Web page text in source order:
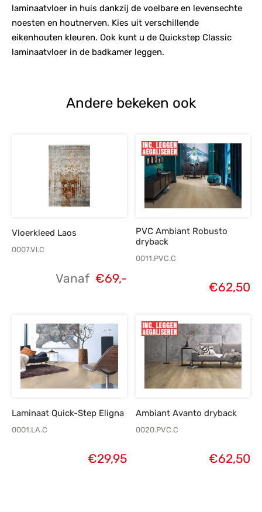
laminaatvloer in huis dankzij de voelbare en levensechte
noesten en houtnerven. Kies uit verschillende
eikenhouten kleuren. Ook kunt u de Quickstep Classic
laminaatvloer in de badkamer leggen.
Andere bekeken ook
Vloerkleed Laos
0007.Vl.C
Vanaf €69,-
PVC Ambiant Robusto
dryback
0011.PVC.C
€62,50
Laminaat Quick-Step Eligna
0001.LA.C
€29,95
Ambiant Avanto dryback
0020.PVC.C
€62,50